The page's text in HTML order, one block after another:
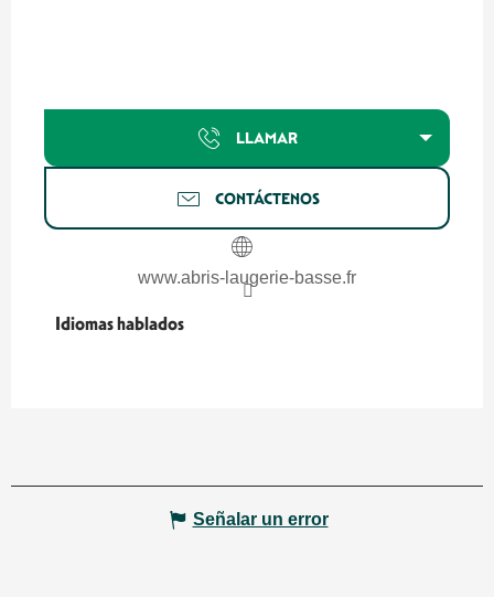
LLAMAR
CONTÁCTENOS
www.abris-laugerie-basse.fr
Idiomas hablados
Idiomas hablados
Señalar un error